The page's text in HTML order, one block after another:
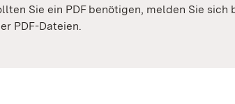
Sie ein PDF benötigen, melden Sie
PDF-Dateien.